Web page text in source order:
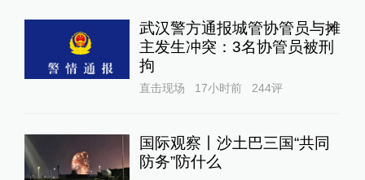
武汉警方通报城管协管员与摊
主发生冲突：3名协管员被刑
拘
直击现场 17小时前 244评
国际观察丨沙土巴三国“共同
防务”防什么